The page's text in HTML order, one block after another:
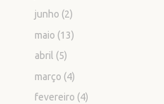
junho (2)
maio (13)
abril (5)
março (4)
fevereiro (4)